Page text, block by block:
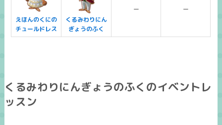
えほんのくにの
チュールドレス
くるみわりにん
ぎょうのふく
ー ー
くるみわりにんぎょうのふくのイベントレ
ッスン